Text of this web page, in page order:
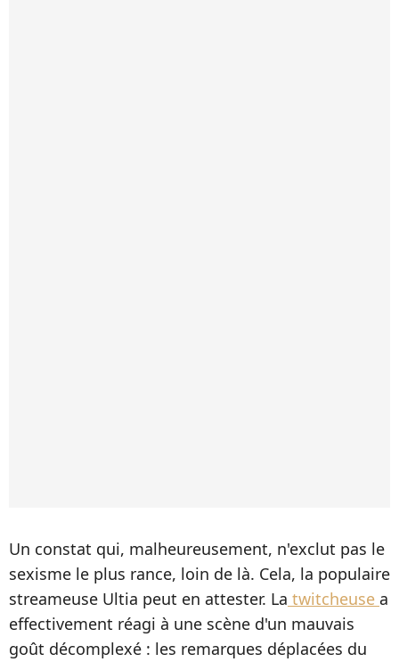
Un constat qui, malheureusement, n'exclut pas le
sexisme le plus rance, loin de là. Cela, la populaire
streameuse Ultia peut en attester. La twitcheuse a
effectivement réagi à une scène d'un mauvais
goût décomplexé : les remarques déplacées du